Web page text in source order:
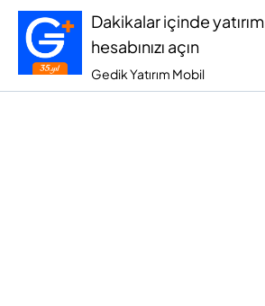
Dakikalar içinde yatırım
hesabınızı açın
Gedik Yatırım Mobil